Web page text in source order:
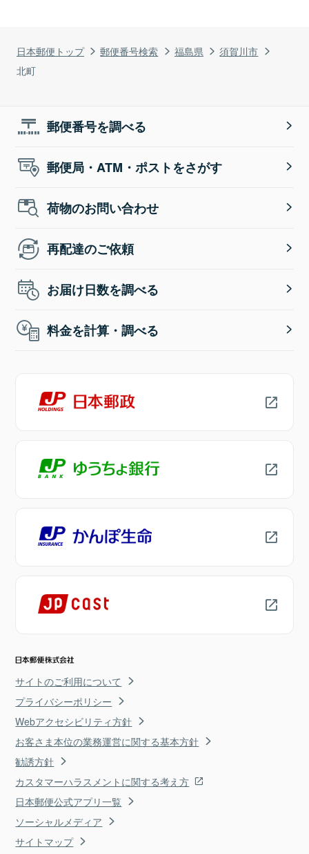
日本郵便トップ 郵便番号検索 福島県
須賀川市
北町
郵便番号を調べる
郵便局・ATM・ポストをさがす
荷物のお問い合わせ
再配達のご依頼
お届け日数を調べる
料金を計算・調べる
サイトのご利用について
プライバシーポリシー
Webアクセシビリティ方針
お客さま本位の業務運営に関する基本方針
勧誘方針
カスタマーハラスメントに関する考え方
日本郵便公式アプリ一覧
ソーシャルメディア
サイトマップ